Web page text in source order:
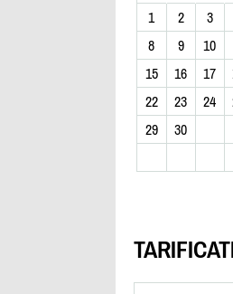
1 2 3
8
9 10
15
16 17
22
23 24
29
30